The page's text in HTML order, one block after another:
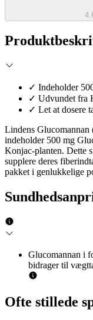
✓ Indeholder
✓ Udvundet fra
✓ Let at dosere
Lindens
indeholder 500 mg
Konjac-planten. Dette
supplere deres
pakket i genlukkelige
Glucomannan i
bidrager til
Ofte stillede